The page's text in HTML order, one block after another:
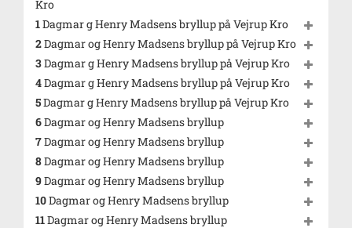
Kro
1Dagmar g Henry Madsens bryllup på Vejrup Kro
2Dagmar og Henry Madsens bryllup på Vejrup Kro
3Dagmar g Henry Madsens bryllup på Vejrup Kro
4Dagmar g Henry Madsens bryllup på Vejrup Kro
5Dagmar g Henry Madsens bryllup på Vejrup Kro
6Dagmar og Henry Madsens bryllup
7Dagmar og Henry Madsens bryllup
8Dagmar og Henry Madsens bryllup
9Dagmar og Henry Madsens bryllup
10Dagmar og Henry Madsens bryllup
11Dagmar og Henry Madsens bryllup